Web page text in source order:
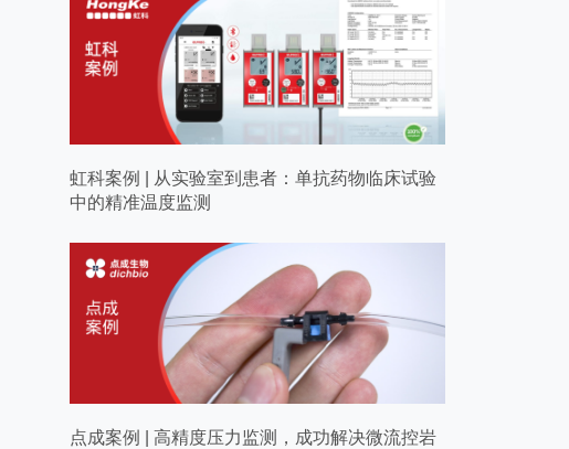
虹科案例 | 从实验室到患者：单抗药物临床试验
中的精准温度监测
点成案例 | 高精度压力监测，成功解决微流控岩